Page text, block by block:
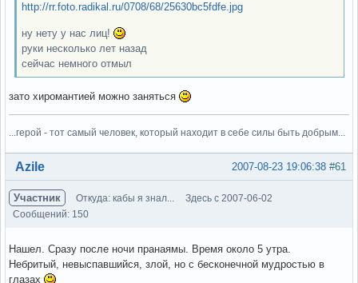
http://rr.foto.radikal.ru/0708/68/25630bc5fdfe.jpg
ну нету у нас лиц!
руки несколько лет назад
сейчас немного отмыл
зато хиромантией можно заняться
...герой - тот самый человек, который находит в себе силы быть добрым...
Вне форума #61
2007-08-23 19:06:38
Azile
Участник Откуда: кабы я знал...
Здесь с 2007-06-02
Сообщений: 150
Нашел. Сразу после ночи пранаямы. Время около 5 утра.
Небритый, невыспавшийся, злой, но с бесконечной мудростью в
глазах